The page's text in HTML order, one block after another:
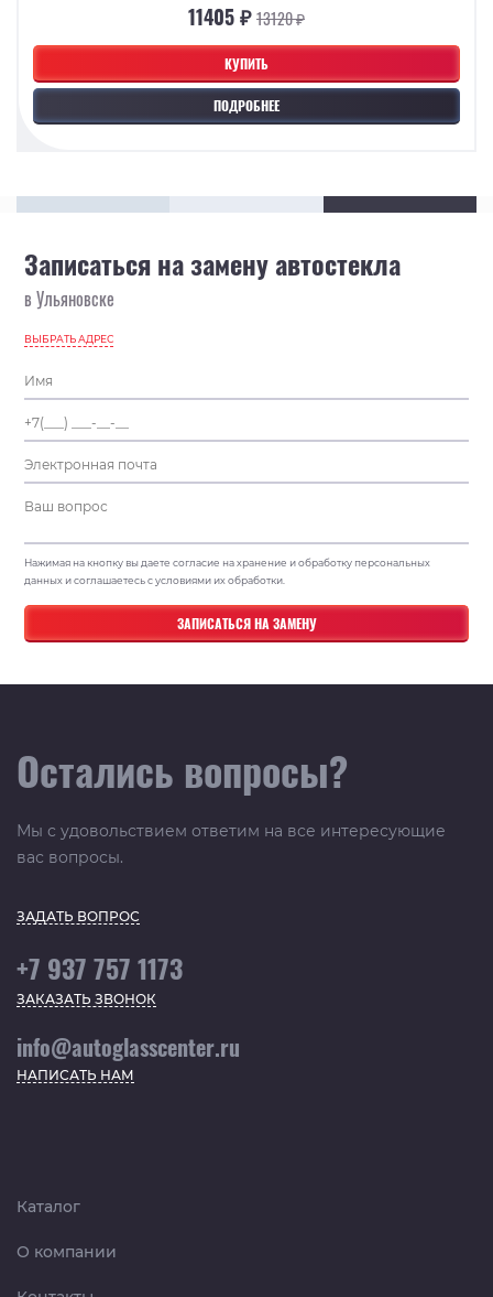
КУПИТЬ
ПОДРОБНЕЕ
11405 ₽13120 ₽
Записаться на замену автостекла
в Ульяновске
ВЫБРАТЬ АДРЕС
Нажимая на кнопку вы даете согласие на хранение и обработку персональных
данных и соглашаетесь с условиями их обработки.
Остались вопросы?
Мы с удовольствием ответим на все интересующие
вас вопросы.
ЗАДАТЬ ВОПРОС
+7 937 757 1173
ЗАКАЗАТЬ ЗВОНОК
info@autoglasscenter.ru
НАПИСАТЬ НАМ
Каталог
О компании